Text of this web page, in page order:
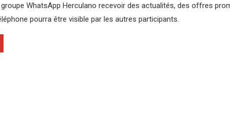
WhatsApp Herculano recevoir des actualités, des offres
pourra être visible par les autres participants.